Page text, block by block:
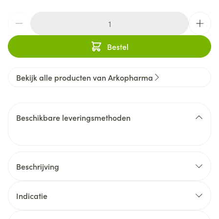
Bestel
Bekijk alle producten van Arkopharma
Beschikbare leveringsmethoden
Beschrijving
lever te helpen ontgiften
Indicatie